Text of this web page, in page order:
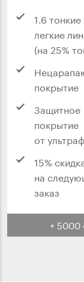
1.6 тонкие
легкие
(на 25%
покрытие
Защитное
покрытие
от
15%
на
заказ
+ 5000